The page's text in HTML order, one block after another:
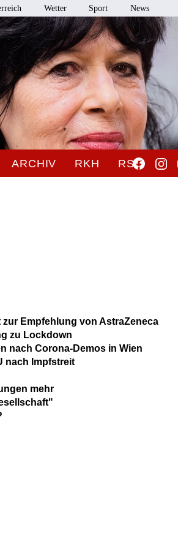
Wetter Sport News
ARCHIV RKH RSO
Empfehlung von AstraZeneca
zu Lockdown
nach Corona-Demos in Wien
nach Impfstreit
mehr